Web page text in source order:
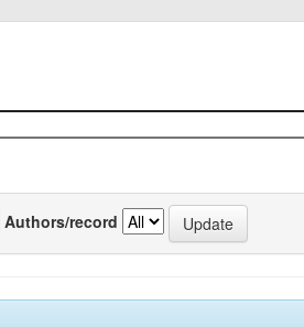
Authors/record